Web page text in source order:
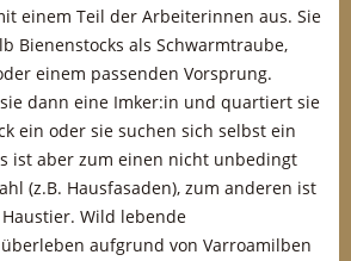
einem Teil der Arbeiterinnen aus. Sie
Bienenstocks als Schwarmtraube,
einem passenden Vorsprung.
dann eine Imker:in und quartiert sie
ein oder sie suchen sich selbst ein
ist aber zum einen nicht unbedingt
(z.B. Hausfasaden), zum anderen ist
Wild lebende
aufgrund von Varroamilben